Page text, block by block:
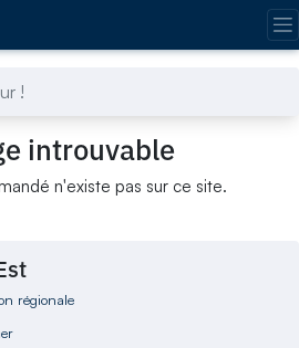
!
introuvable
n'existe pas sur ce site.
régionale